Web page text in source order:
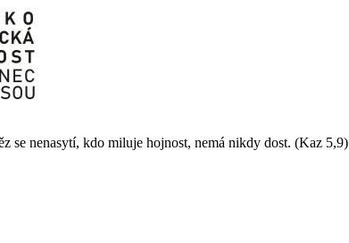
se nenasytí, kdo miluje hojnost, nemá nikdy dost. (Kaz 5,9)